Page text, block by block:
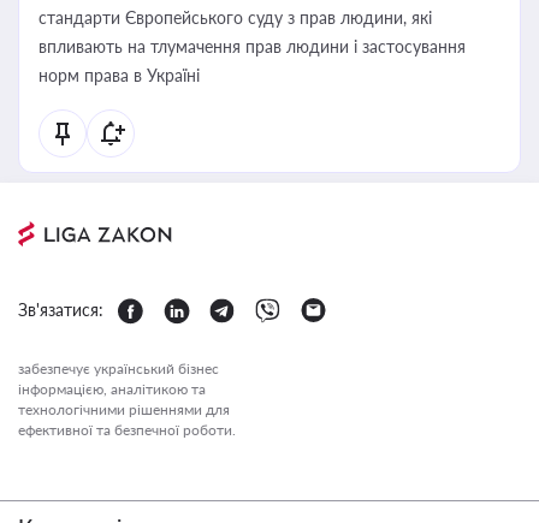
стандарти Європейського суду з прав людини, які
впливають на тлумачення прав людини і застосування
норм права в Україні
Зв'язатися:
забезпечує український бізнес
інформацією, аналітикою та
технологічними рішеннями для
ефективної та безпечної роботи.